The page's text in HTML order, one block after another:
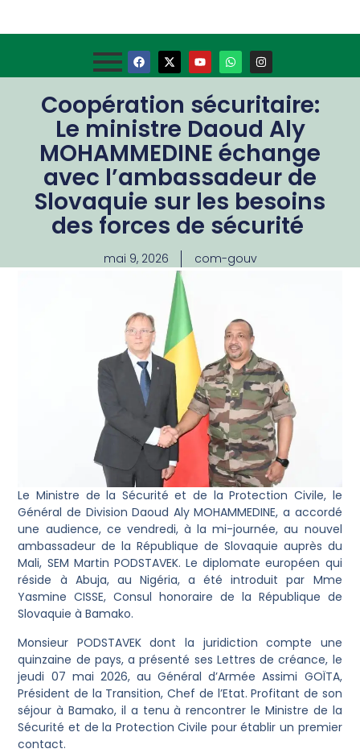
Coopération sécuritaire:
Le ministre Daoud Aly
MOHAMMEDINE échange
avec l’ambassadeur de
Slovaquie sur les besoins
des forces de sécurité
mai 9, 2026 com-gouv
Le Ministre de la Sécurité et de la Protection Civile, le
Général de Division Daoud Aly MOHAMMEDINE, a accordé
une audience, ce vendredi, à la mi-journée, au nouvel
ambassadeur de la République de Slovaquie auprès du
Mali, SEM Martin PODSTAVEK. Le diplomate européen qui
réside à Abuja, au Nigéria, a été introduit par Mme
Yasmine CISSE, Consul honoraire de la République de
Slovaquie à Bamako.
Monsieur PODSTAVEK dont la juridiction compte une
quinzaine de pays, a présenté ses Lettres de créance, le
jeudi 07 mai 2026, au Général d’Armée Assimi GOÏTA,
Président de la Transition, Chef de l’Etat. Profitant de son
séjour à Bamako, il a tenu à rencontrer le Ministre de la
Sécurité et de la Protection Civile pour établir un premier
contact.